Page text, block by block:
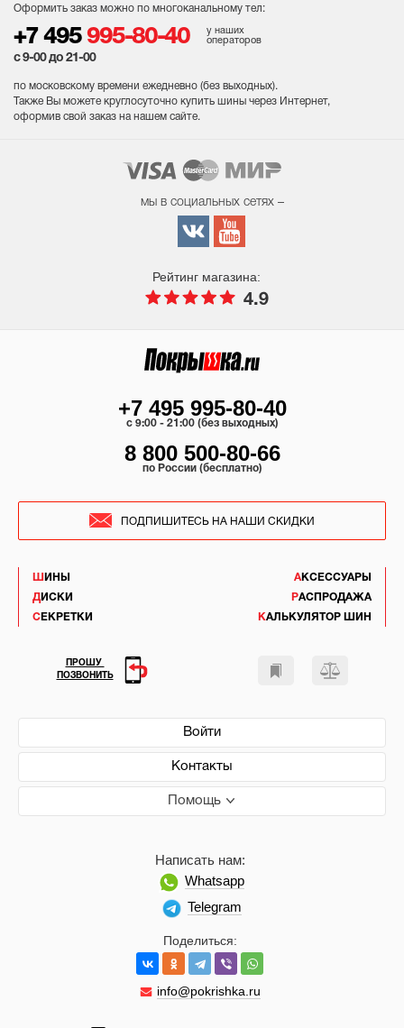
Оформить заказ можно по многоканальному тел:
+7 495 995-80-40
у наших
операторов
с 9-00 до 21-00
по московскому времени ежедневно (без выходных).
Также Вы можете круглосуточно купить шины через Интернет,
оформив свой заказ на нашем сайте.
мы в социальных сетях –
Рейтинг магазина:
4.9
ШИНЫ
ДИСКИ
СЕКРЕТКИ
АКСЕССУАРЫ
РАСПРОДАЖА
КАЛЬКУЛЯТОР ШИН
Войти
Контакты
Помощь
Поделиться:
info@pokrishka.ru
Написать нам:
Whatsapp
Telegram
+7 495 995-80-40
c 9:00 - 21:00 (без выходных)
8 800 500-80-66
по России (бесплатно)
ПОДПИШИТЕСЬ НА НАШИ СКИДКИ
ПРОШУ
ПОЗВОНИТЬ